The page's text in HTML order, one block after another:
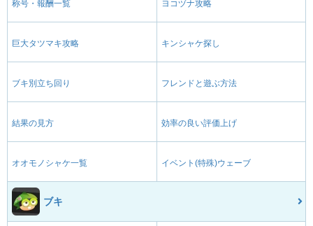
称号・報酬一覧 ヨコヅナ攻略
巨大タツマキ攻略 キンシャケ探し
ブキ別立ち回り フレンドと遊ぶ方法
結果の見方 効率の良い評価上げ
オオモノシャケ一覧 イベント(特殊)ウェーブ
ブキ